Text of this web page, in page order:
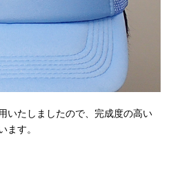
いたしましたので、完成度の高い
ます。